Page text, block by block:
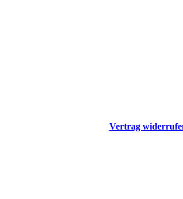
Vertrag